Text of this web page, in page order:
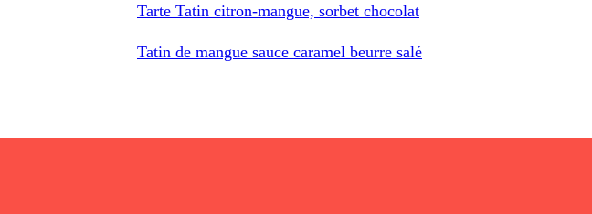
Tarte Tatin citron-mangue, sorbet chocolat
Tatin de mangue sauce caramel beurre salé